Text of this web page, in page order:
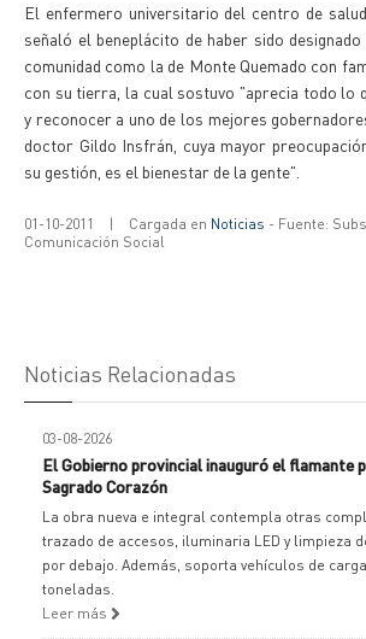
El enfermero universitario del centro de
señaló el beneplácito de haber sido
comunidad como la de Monte Quemado con
con su tierra, la cual sostuvo "aprecia todo lo
y reconocer a uno de los mejores
doctor Gildo Insfrán, cuya mayor
su gestión, es el bienestar de la gente".
01-10-2011 | Cargada en Noticias - Fuente:
Comunicación Social
Noticias Relacionadas
03-08-2026
El Gobierno provincial inauguró el flamante
Sagrado Corazón
La obra nueva e integral contempla otras
trazado de accesos, iluminaria LED y limpieza
por debajo. Además, soporta vehículos de
toneladas.
Leer más